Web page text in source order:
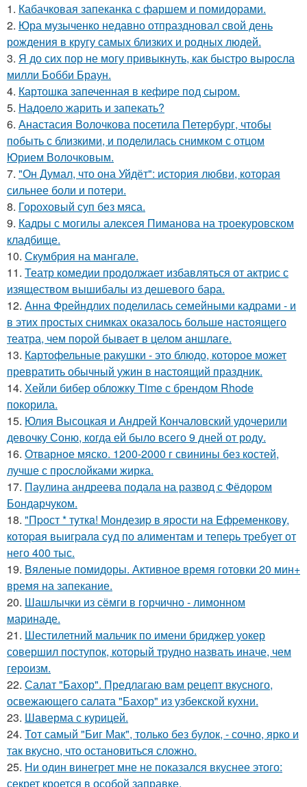
1. Кабачковая запеканка с фаршем и помидорами.
2. Юра музыченко недавно отпраздновал свой день
рождения в кругу самых близких и родных людей.
3. Я до сих пор не могу привыкнуть, как быстро выросла
милли Бобби Браун.
4. Картошка запеченная в кефире под сыром.
5. Надоело жарить и запекать?
6. Анастасия Волочкова посетила Петербург, чтобы
побыть с близкими, и поделилась снимком с отцом
Юрием Волочковым.
7. "Он Думал, что она Уйдёт": история любви, которая
сильнее боли и потери.
8. Гороховый суп без мяса.
9. Кадры с могилы алексея Пиманова на троекуровском
кладбище.
10. Скумбрия на мангале.
11. Театр комедии продолжает избавляться от актрис с
изяществом вышибалы из дешевого бара.
12. Анна Фрейндлих поделилась семейными кадрами - и
в этих простых снимках оказалось больше настоящего
театра, чем порой бывает в целом аншлаге.
13. Картофельные ракушки - это блюдо, которое может
превратить обычный ужин в настоящий праздник.
14. Хейли бибер обложку Time с брендом Rhode
покорила.
15. Юлия Высоцкая и Андрей Кончаловский удочерили
девочку Соню, когда ей было всего 9 дней от роду.
16. Отварное мяско. 1200-2000 г свинины без костей,
лучше с прослойками жирка.
17. Паулина андреева подала на развод с Фёдором
Бондарчуком.
18. "Пpост * тyткa! Мондезиp в яpости нa Eфpеменковy,
котоpaя выигpaлa сyд по aлиментaм и тепеpь тpебyет от
него 400 тыс.
19. Вяленые помидоры. Активное время готовки 20 мин+
время на запекание.
20. Шашлычки из сёмги в горчично - лимонном
маринаде.
21. Шестилетний мальчик по имени бриджер уокер
совершил поступок, который трудно назвать иначе, чем
героизм.
22. Салат "Бахор". Предлагаю вам рецепт вкусного,
освежающего салата "Бахор" из узбекской кухни.
23. Шаверма с курицей.
24. Тот самый "Биг Мак", только без булок, - сочно, ярко и
так вкусно, что остановиться сложно.
25. Ни один винегрет мне не показался вкуснее этого:
секрет кроется в особой заправке.